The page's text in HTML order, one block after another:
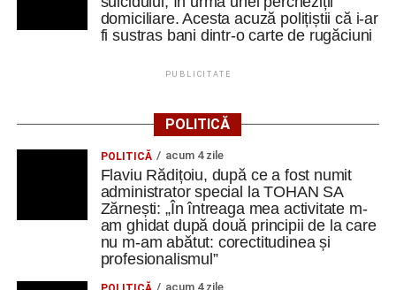
domiciliare. Acesta acuză polițiștii că i-ar
fi sustras bani dintr-o carte de rugăciuni
PUBLICITATE
POLITICĂ
POLITICĂ acum 4 zile
Flaviu Rădițoiu, după ce a fost numit
administrator special la TOHAN SA
Zărnești: „În întreaga mea activitate m-
am ghidat după două principii de la care
nu m-am abătut: corectitudinea și
profesionalismul”
acum 4 zile